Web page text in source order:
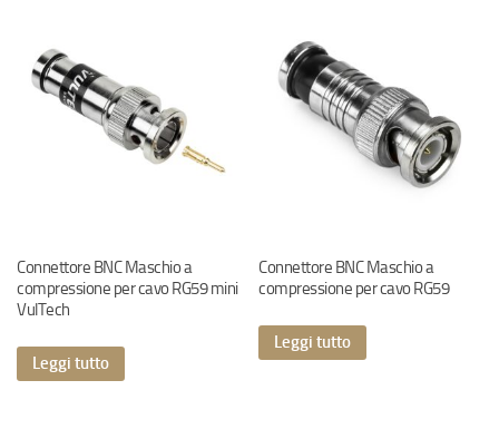
Connettore BNC Maschio a
compressione per cavo RG59 mini
VulTech
Leggi tutto
Connettore BNC Maschio a
compressione per cavo RG59
Leggi tutto